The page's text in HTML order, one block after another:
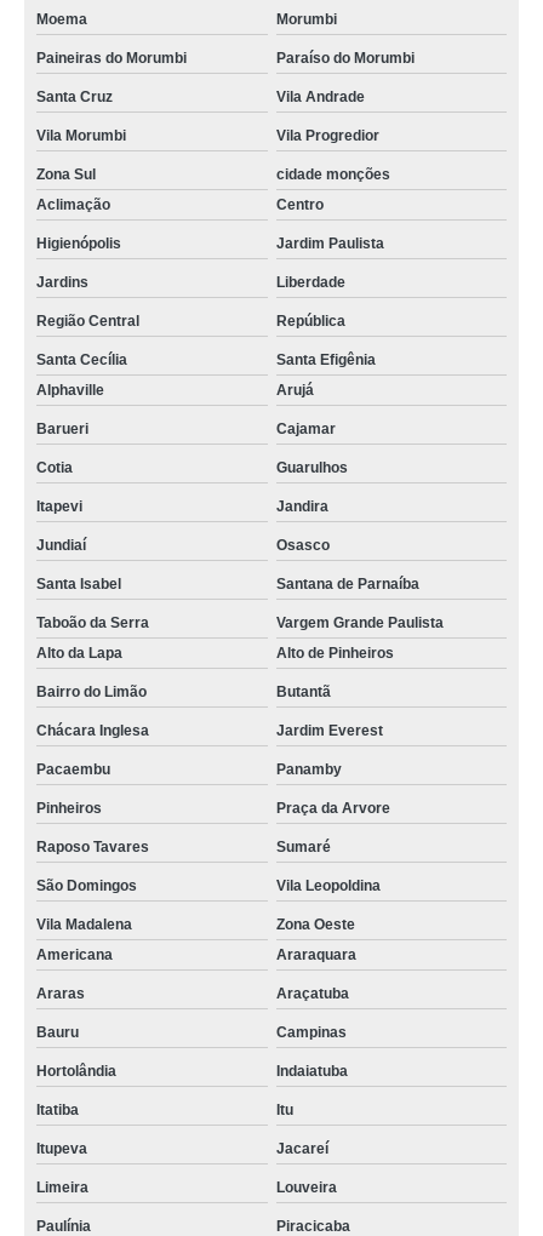
Moema Morumbi
Paineiras do Morumbi Paraíso do Morumbi
Santa Cruz Vila Andrade
Vila Morumbi Vila Progredior
Zona Sul
cidade monções
Aclimação
Centro
Higienópolis Jardim Paulista
Jardins Liberdade
Região Central República
Santa Cecília
Santa Efigênia
Alphaville
Arujá
Barueri Cajamar
Cotia Guarulhos
Itapevi Jandira
Jundiaí Osasco
Santa Isabel Santana de Parnaíba
Taboão da Serra
Vargem Grande Paulista
Alto da Lapa
Alto de Pinheiros
Bairro do Limão Butantã
Chácara Inglesa Jardim Everest
Pacaembu Panamby
Pinheiros Praça da Arvore
Raposo Tavares Sumaré
São Domingos Vila Leopoldina
Vila Madalena
Zona Oeste
Americana
Araraquara
Araras Araçatuba
Bauru Campinas
Hortolândia Indaiatuba
Itatiba Itu
Itupeva Jacareí
Limeira Louveira
Paulínia Piracicaba